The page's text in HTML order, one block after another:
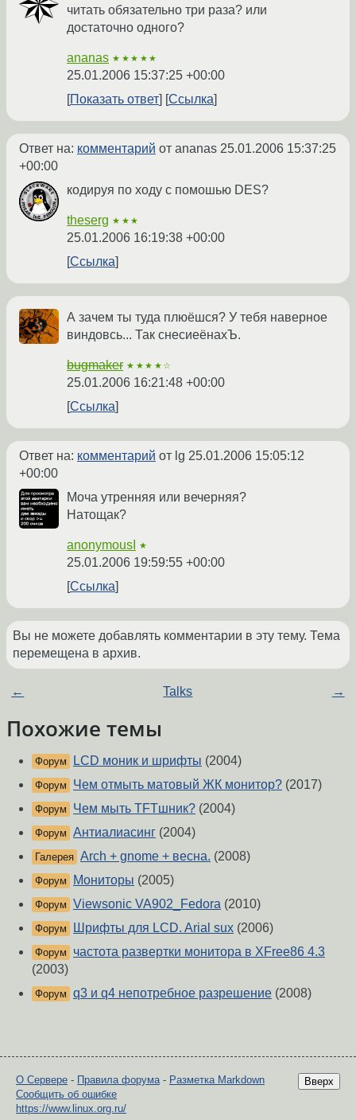
читать обязательно три раза? или
достаточно одного?
ananas ★★★★★
25.01.2006 15:37:25 +00:00
Показать ответ
Ссылка
Ответ на: комментарий от ananas 25.01.2006 15:37:25
+00:00
кодируя по ходу с помошью DES?
theserg ★★★
25.01.2006 16:19:38 +00:00
Ссылка
А зачем ты туда плюёшся? У тебя наверное
виндовсь... Так снесиеёнахЪ.
bugmaker ★★★★☆
25.01.2006 16:21:48 +00:00
Ссылка
Ответ на: комментарий от lg 25.01.2006 15:05:12
+00:00
Моча утренняя или вечерняя?
Натощак?
anonymousI ★
25.01.2006 19:59:55 +00:00
Ссылка
Вы не можете добавлять комментарии в эту тему. Тема
перемещена в архив.
← Talks →
Похожие темы
Форум LCD моник и шрифты (2004)
Форум Чем отмыть матовый ЖК монитор? (2017)
Форум Чем мыть TFTшник? (2004)
Форум Антиалиасинг (2004)
Галерея Arch + gnome + весна. (2008)
Форум Мониторы (2005)
Форум Viewsonic VA902_Fedora (2010)
Форум Шрифты для LCD. Arial sux (2006)
Форум
частота развертки монитора в XFree86 4.3
(2003)
Форум q3 и q4 непотребное разрешение (2008)
Вверх
О Сервере - Правила форума- Разметка Markdown
Сообщить об ошибке
https://www.linux.org.ru/